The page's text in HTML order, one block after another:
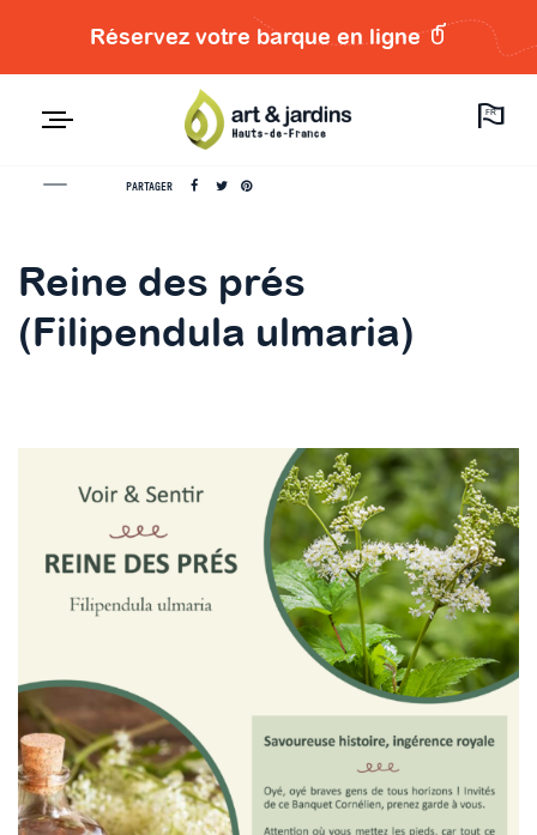
Réservez votre barque en ligne
FR
PARTAGER
Reine des prés
(Filipendula ulmaria)